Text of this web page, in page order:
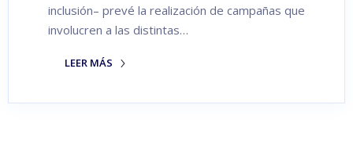
inclusión– prevé la realización de campañas que
involucren a las distintas…
LEER MÁS